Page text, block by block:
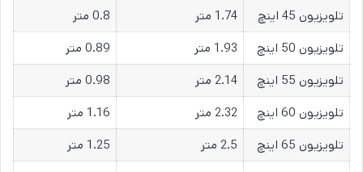
تلویزیون 45 اینچ
1.74 متر
0.8 متر
تلویزیون 50 اینچ
1.93 متر
0.89 متر
تلویزیون 55 اینچ
2.14 متر
0.98 متر
تلویزیون 60 اینچ
2.32 متر
1.16 متر
تلویزیون 65 اینچ
2.5 متر
1.25 متر